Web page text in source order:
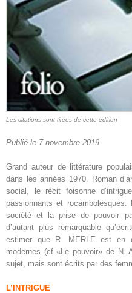
Les citations sont tirées de cette édition
Publié le 7 novembre 2019
Grand auteur de littérature
dans les années 1970. Roman
social, le récit foisonne
passionnants et
société et la prise de pouvoir
d’autant plus remarquable
estimer que R. MERLE est en
modernes (cf «Le pouvoir» de N.
sujet, mais sont écrits par des
L’INTRIGUE